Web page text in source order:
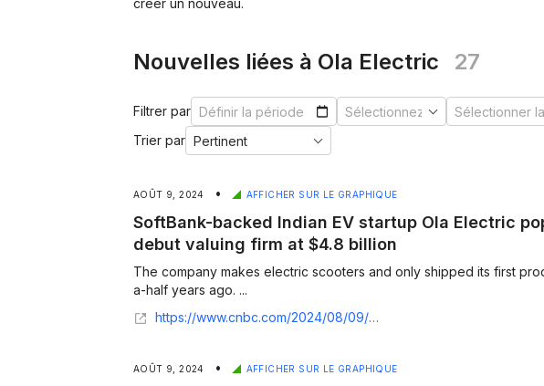
créer un nouveau.
Nouvelles liées à Ola Electric 27
Filtrer par
Trier par
AOÛT 9, 2024 • AFFICHER SUR LE GRAPHIQUE
SoftBank-backed Indian EV startup Ola Electric
debut valuing firm at $4.8 billion
The company makes electric scooters and only shipped its first
a-half years ago. ...
https://www.cnbc.com/2024/08/09/ola-electric-shares-rise-20percent-in-india-ipo-valuing-firm-at-4point8-billion.html
AOÛT 9, 2024 • AFFICHER SUR LE GRAPHIQUE